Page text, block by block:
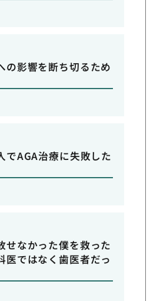
の影響を断ち切るため
でAGA治療に失敗した
せなかった僕を救った
医ではなく歯医者だっ